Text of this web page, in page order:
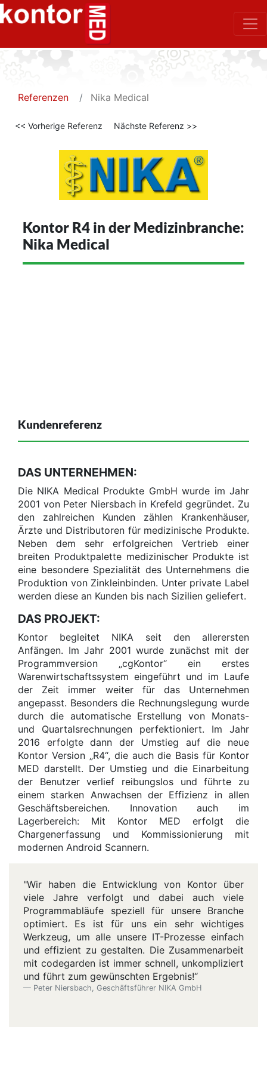
Referenzen Nika Medical
<< Vorherige Referenz Nächste Referenz >>
Kontor R4 in der Medizinbranche:
Nika Medical
Kundenreferenz
DAS UNTERNEHMEN:
Die NIKA Medical Produkte GmbH wurde im Jahr
2001 von Peter Niersbach in Krefeld gegründet. Zu
den zahlreichen Kunden zählen Krankenhäuser,
Ärzte und Distributoren für medizinische Produkte.
Neben dem sehr erfolgreichen Vertrieb einer
breiten Produktpalette medizinischer Produkte ist
eine besondere Spezialität des Unternehmens die
Produktion von Zinkleinbinden. Unter private Label
werden diese an Kunden bis nach Sizilien geliefert.
DAS PROJEKT:
Kontor begleitet NIKA seit den allerersten
Anfängen. Im Jahr 2001 wurde zunächst mit der
Programmversion „cgKontor“ ein erstes
Warenwirtschaftssystem eingeführt und im Laufe
der Zeit immer weiter für das Unternehmen
angepasst. Besonders die Rechnungslegung wurde
durch die automatische Erstellung von Monats-
und Quartalsrechnungen perfektioniert. Im Jahr
2016 erfolgte dann der Umstieg auf die neue
Kontor Version „R4“, die auch die Basis für Kontor
MED darstellt. Der Umstieg und die Einarbeitung
der Benutzer verlief reibungslos und führte zu
einem starken Anwachsen der Effizienz in allen
Geschäftsbereichen. Innovation auch im
Lagerbereich: Mit Kontor MED erfolgt die
Chargenerfassung und Kommissionierung mit
modernen Android Scannern.
"Wir haben die Entwicklung von Kontor über
viele Jahre verfolgt und dabei auch viele
Programmabläufe speziell für unsere Branche
optimiert. Es ist für uns ein sehr wichtiges
Werkzeug, um alle unsere IT-Prozesse einfach
und effizient zu gestalten. Die Zusammenarbeit
mit codegarden ist immer schnell, unkompliziert
und führt zum gewünschten Ergebnis!“
Peter Niersbach, Geschäftsführer NIKA GmbH